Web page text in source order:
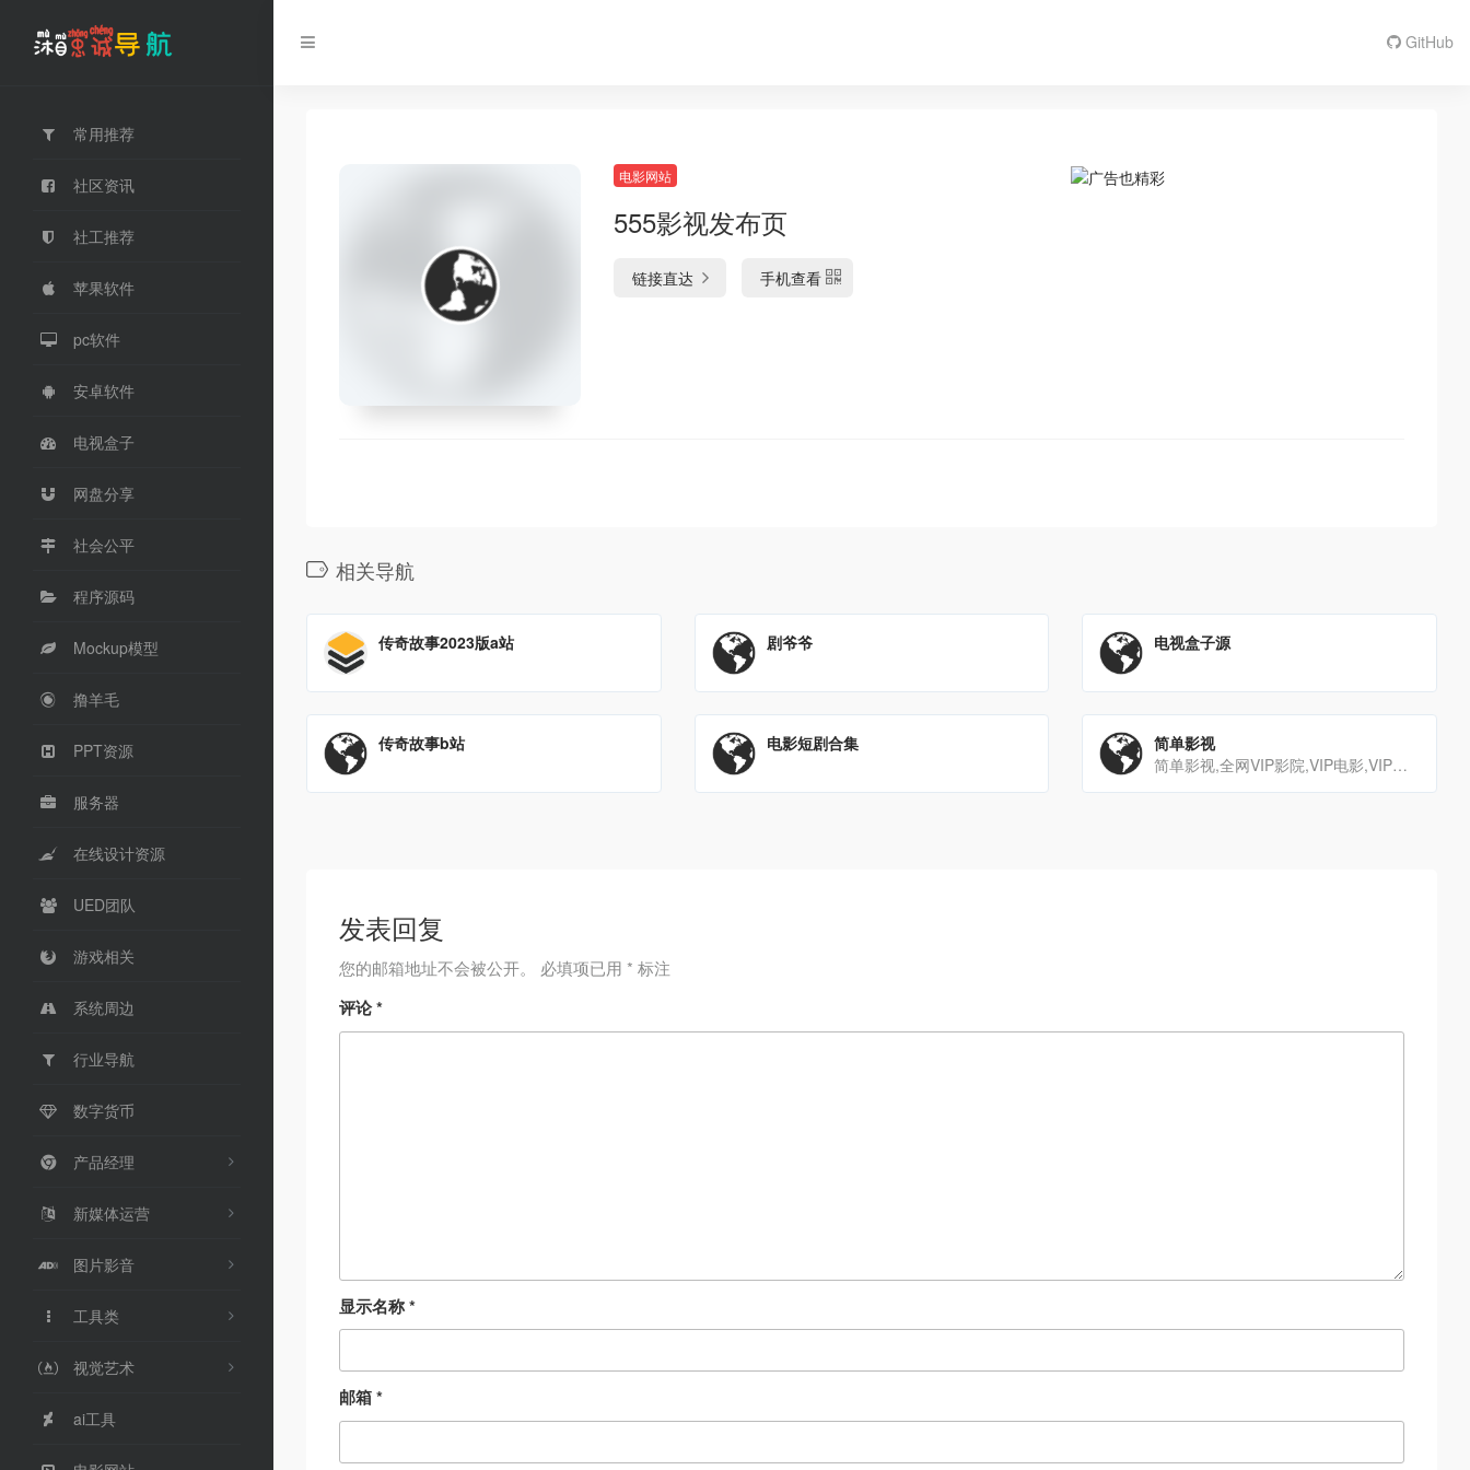
常用推荐
社区资讯
社工推荐
苹果软件
pc软件
安卓软件
电视盒子
网盘分享
社会公平
程序源码
Mockup模型
撸羊毛
PPT资源
服务器
在线设计资源
UED团队
游戏相关
系统周边
行业导航
数字货币
产品经理
新媒体运营
图片影音
工具类
视觉艺术
ai工具
GitHub
电影网站
555影视发布页
链接直达 手机查看
相关导航
传奇故事2023版a站 剧爷爷 电视盒子源
传奇故事b站 电影短剧合集
简单影视
简单影视,全网VIP影院,VIP电影,VIP影视,免VIP影视,免VIP抢先看,免VIP电视剧,抢先看,在线V[…]
发表回复
您的邮箱地址不会被公开。 必填项已用 * 标注
评论*
显示名称*
邮箱*